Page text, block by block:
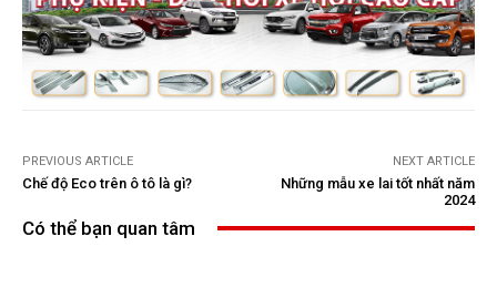
PREVIOUS ARTICLE
Chế độ Eco trên ô tô là gì?
NEXT ARTICLE
Những mẫu xe lai tốt nhất năm
2024
Có thể bạn quan tâm